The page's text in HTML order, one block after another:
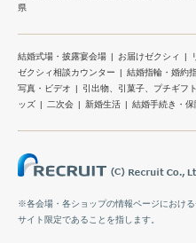
県
結婚式場・披露宴会場 お届けゼクシィ
ゼクシィ相談カウンター
結婚指輪・婚約
写真・ビデオ
引出物、引菓子、プチギフト
ッズ
二次会 新婚生活 結婚手続き・
※各会場・各ショップの情報ページにおけ
サイト限定であることを指します。